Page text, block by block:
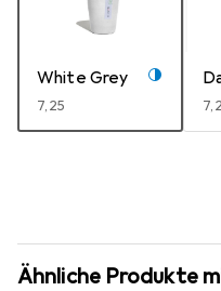
White Grey
EUR
7,25
Ähnliche Produkte